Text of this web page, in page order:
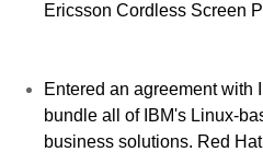
Ericsson Cordless Screen
Entered an agreement with
bundle all of IBM's Linux-
business solutions. Red